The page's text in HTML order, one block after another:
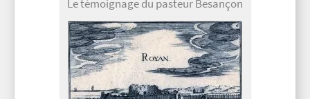
Le témoignage du pasteur Besançon